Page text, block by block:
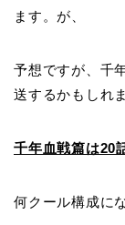
ます。が、
予想ですが、千
送するかもしれ
千年血戦篇は20
何クール構成に